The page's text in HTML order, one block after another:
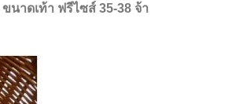
ขนาดเท้า ฟรีไซส์ 35-38 จ้า